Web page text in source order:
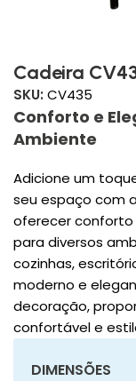
Cadeira
SKU:CV435
Conforto e
Ambiente
Adicione um
seu espaço com
oferecer conforto
para diversos
cozinhas,
moderno e
decoração,
confortável e
DIMENSÕES